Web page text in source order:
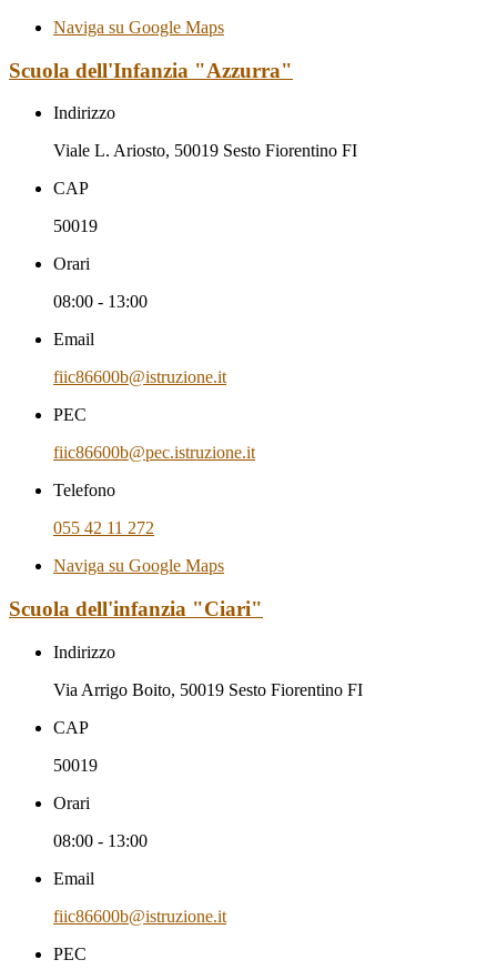
Naviga su Google Maps
Scuola dell'Infanzia "Azzurra"
Indirizzo
Viale L. Ariosto, 50019 Sesto Fiorentino FI
CAP
50019
Orari
08:00 - 13:00
Email
fiic86600b@istruzione.it
PEC
fiic86600b@pec.istruzione.it
Telefono
055 42 11 272
Naviga su Google Maps
Scuola dell'infanzia "Ciari"
Indirizzo
Via Arrigo Boito, 50019 Sesto Fiorentino FI
CAP
50019
Orari
08:00 - 13:00
Email
fiic86600b@istruzione.it
PEC